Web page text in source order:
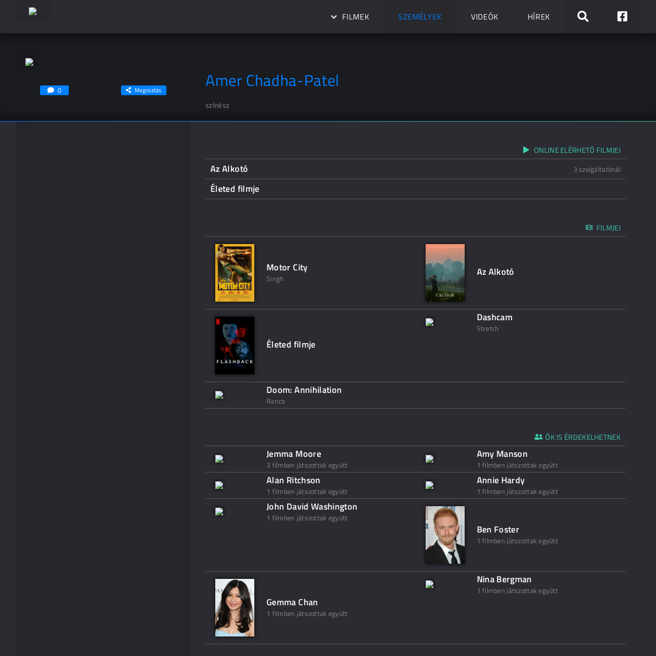
FILMEK SZEMÉLYEK VIDEÓK HÍREK
Amer Chadha-Patel
színész
0 Megosztás
ONLINE ELÉRHETŐ FILMJEI
Az Alkotó 3 szolgáltatónál
Életed filmje
FILMJEI
Motor City
Singh
Az Alkotó
Életed filmje
Dashcam
Stretch
Doom: Annihilation
Rance
ŐK IS ÉRDEKELHETNEK
Jemma Moore
3 filmben játszottak együtt
Amy Manson
1 filmben játszottak együtt
Alan Ritchson
1 filmben játszottak együtt
Annie Hardy
1 filmben játszottak együtt
John David Washington
1 filmben játszottak együtt
Ben Foster
1 filmben játszottak együtt
Gemma Chan
1 filmben játszottak együtt
Nina Bergman
1 filmben játszottak együtt